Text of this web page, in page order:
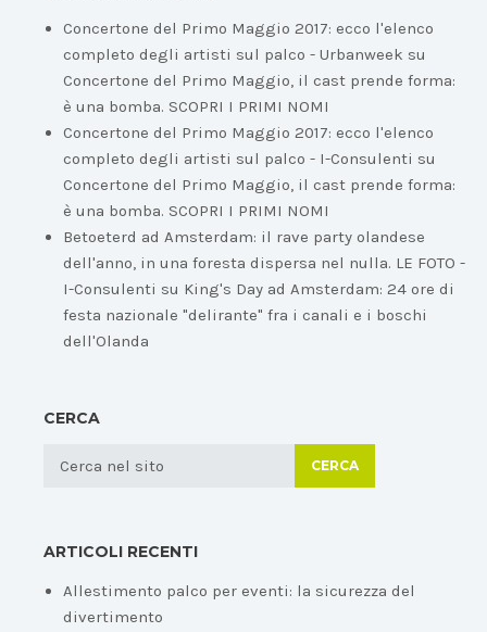
Concertone del Primo Maggio 2017: ecco l'elenco
completo degli artisti sul palco - Urbanweek su
Concertone del Primo Maggio, il cast prende forma:
è una bomba. SCOPRI I PRIMI NOMI
Concertone del Primo Maggio 2017: ecco l'elenco
completo degli artisti sul palco - I-Consulenti su
Concertone del Primo Maggio, il cast prende forma:
è una bomba. SCOPRI I PRIMI NOMI
Betoeterd ad Amsterdam: il rave party olandese
dell'anno, in una foresta dispersa nel nulla. LE FOTO -
I-Consulenti su King's Day ad Amsterdam: 24 ore di
festa nazionale "delirante" fra i canali e i boschi
dell'Olanda
CERCA
CERCA
ARTICOLI RECENTI
Allestimento palco per eventi: la sicurezza del
divertimento